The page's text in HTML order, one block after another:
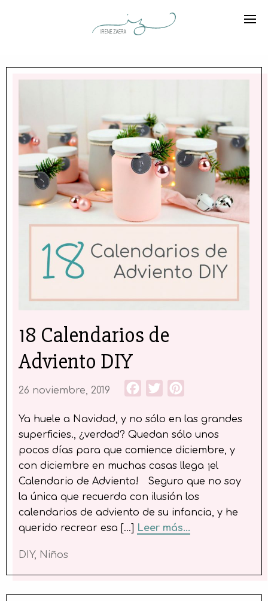
18 Calendarios de
Adviento DIY
26 noviembre, 2019 Facebook
Twitter
Ya huele a Navidad, y no sólo en las grandes
superficies., ¿verdad? Quedan sólo unos
pocos días para que comience diciembre, y
con diciembre en muchas casas llega ¡el
Calendario de Adviento! Seguro que no soy
la única que recuerda con ilusión los
calendarios de adviento de su infancia, y he
querido recrear esa […] Leer más...
DIY, Niños